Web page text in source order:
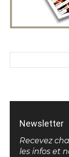
Newsletter
Recevez
les infos et